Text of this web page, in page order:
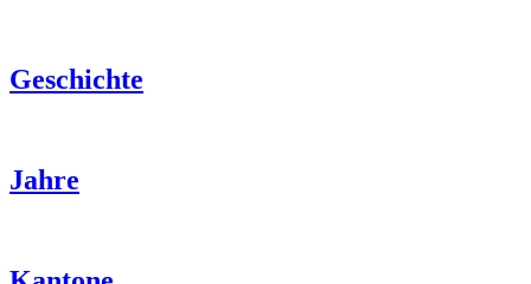
Geschichte
Jahre